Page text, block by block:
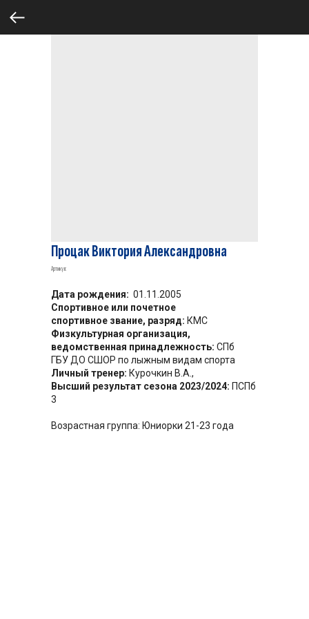
Процак Виктория Александровна
Артикул:
Дата рождения: 01.11.2005
Спортивное или почетное
спортивное звание, разряд: КМС
Физкультурная организация,
ведомственная принадлежность: СПб
ГБУ ДО СШОР по лыжным видам спорта
Личный тренер: Курочкин В.А.,
Высший результат сезона 2023/2024: ПСПб
3
Возрастная группа: Юниорки 21-23 года